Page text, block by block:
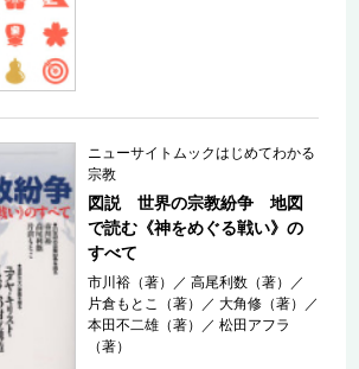
ニューサイトムックはじめてわかる
宗教
図説 世界の宗教紛争 地図
で読む《神をめぐる戦い》の
すべて
市川裕（著） ／高尾利数（著）
／
片倉もとこ（著）
／大角修（著）
／
本田不二雄（著）
／松田アフラ
（著）